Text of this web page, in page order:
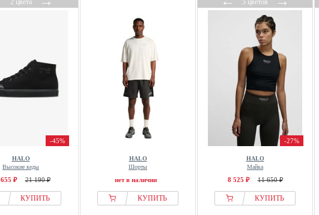
2 цвета
-45%
HALO
Высокие кеды
₽ 21 190 ₽
КУПИТЬ
HALO
Шорты
нет в наличии
КУПИТЬ
5 цветов
-27%
HALO
Майка
8 525 ₽ 11 650 ₽
КУПИТЬ